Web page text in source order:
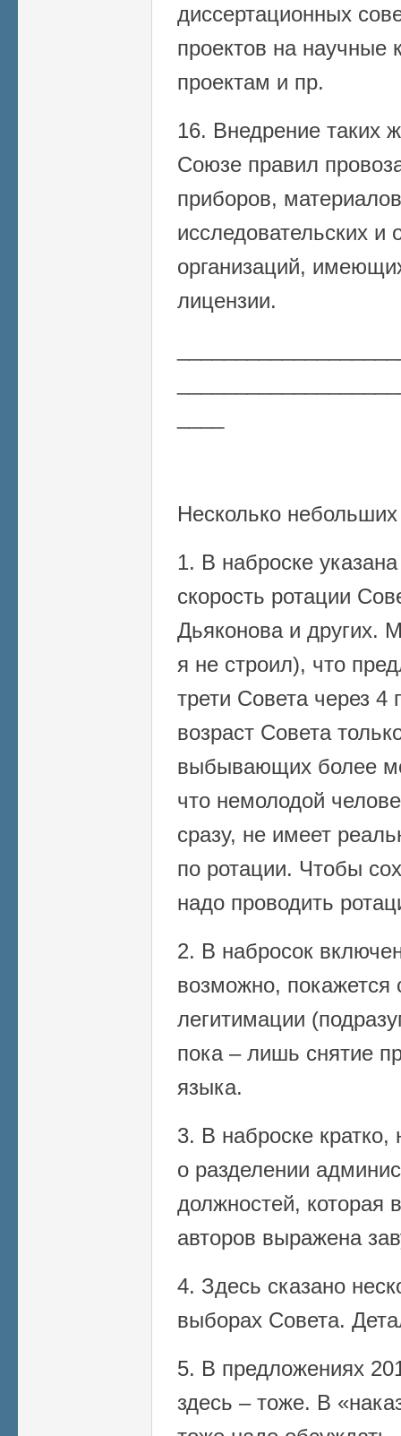
диссертационных
проектов на научные
проектам и пр.
16. Внедрение таких
Союзе правил
приборов,
исследовательских и
организаций,
лицензии.
Несколько
1. В наброске
скорость ротации
Дьяконова и других.
я не строил), что
трети Совета через 4
возраст Совета
выбывающих более
что немолодой
сразу, не имеет
по ротации. Чтобы
надо проводить
2. В набросок
возможно,
легитимации
пока – лишь снятие
языка.
3. В наброске
о разделении
должностей, которая
авторов выражена
4. Здесь сказано
выборах Совета.
5. В предложениях
здесь – тоже. В